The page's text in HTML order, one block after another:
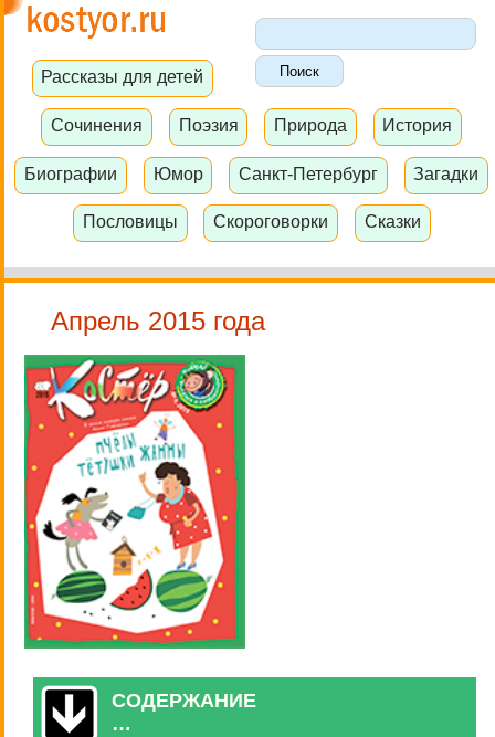
Рассказы для детей
Сочинения Поэзия Природа История
Биографии Юмор Санкт-Петербург Загадки
Пословицы Скороговорки Сказки
Апрель 2015 года
СОДЕРЖАНИЕ
…